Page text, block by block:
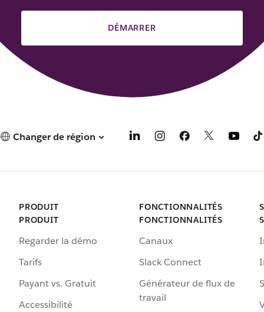
DÉMARRER
Changer de région
PRODUIT
PRODUIT
Regarder la démo
Tarifs
Payant vs. Gratuit
Accessibilité
FONCTIONNALITÉS
FONCTIONNALITÉS
Canaux
Slack Connect
Générateur de flux de
travail